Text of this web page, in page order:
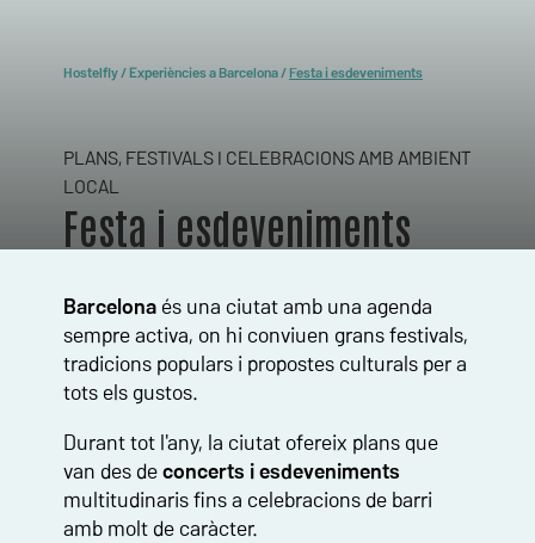
Hostelfly/Experiències a Barcelona/Festa i esdeveniments
PLANS, FESTIVALS I CELEBRACIONS AMB AMBIENT
LOCAL
Festa i esdeveniments
Barcelona és una ciutat amb una agenda
sempre activa, on hi conviuen grans festivals,
tradicions populars i propostes culturals per a
tots els gustos.
Durant tot l'any, la ciutat ofereix plans que
van des deconcerts i esdeveniments
multitudinaris fins a celebracions de barri
amb molt de caràcter.